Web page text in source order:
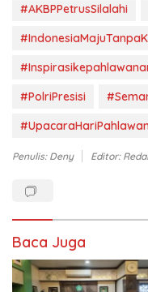
#AKBPPetrusSilalahi
#PolriPresisi
#UpacaraHariPahlawan
Penulis: Deny Editor:
Baca Juga